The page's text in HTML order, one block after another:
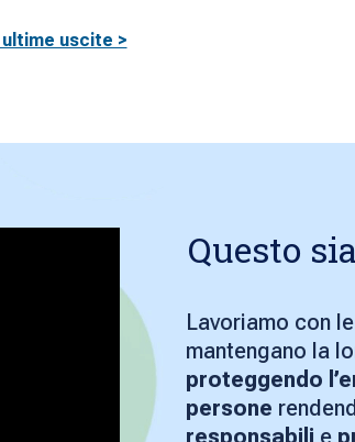
ultime uscite >
Questo
Lavoriamo con le
mantengano la
proteggendo
persone
responsabili e